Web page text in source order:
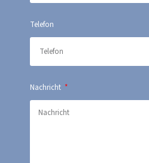
Telefon
Nachricht